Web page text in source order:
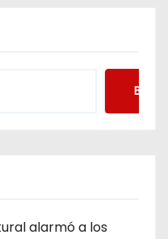
alarmó a los